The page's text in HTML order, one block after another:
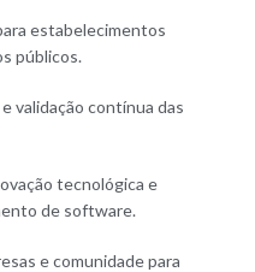
estabelecimentos
públicos.
validação contínua das
tecnológica e
de software.
e comunidade para